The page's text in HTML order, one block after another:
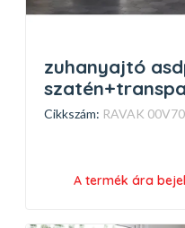
zuhanyajtó
Cikkszám: RAVAK
A termék ára